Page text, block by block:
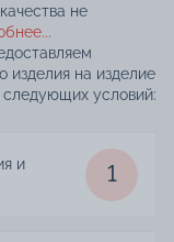
не
изделия на изделие
следующих условий:
и
1